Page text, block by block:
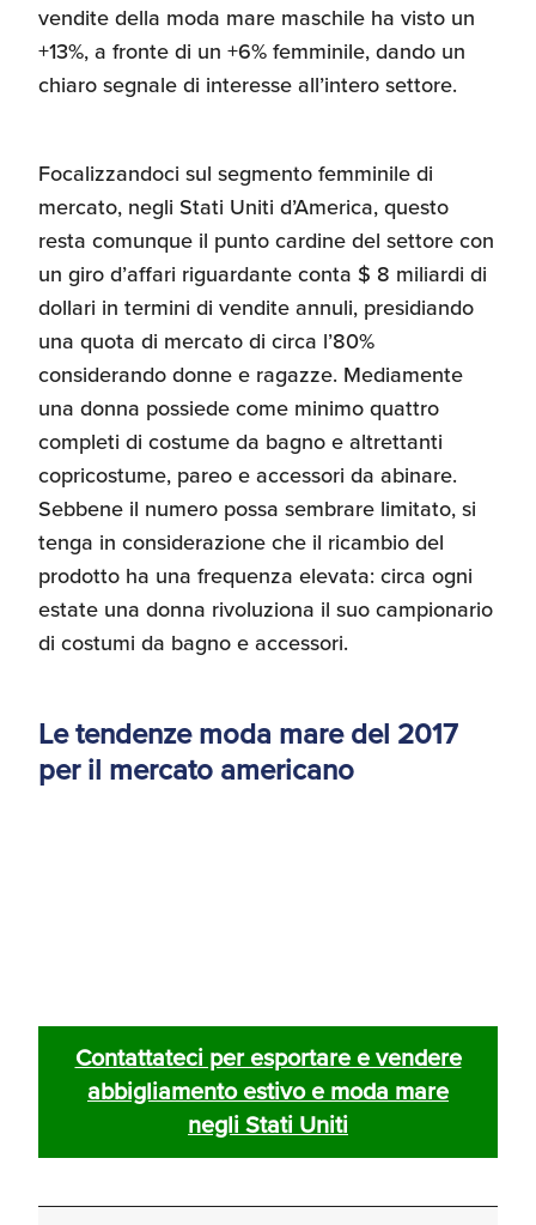
vendite della moda mare maschile ha visto un
+13%, a fronte di un +6% femminile, dando un
chiaro segnale di interesse all’intero settore.
Focalizzandoci sul segmento femminile di
mercato, negli Stati Uniti d’America, questo
resta comunque il punto cardine del settore con
un giro d’affari riguardante conta $ 8 miliardi di
dollari in termini di vendite annuli, presidiando
una quota di mercato di circa l’80%
considerando donne e ragazze. Mediamente
una donna possiede come minimo quattro
completi di costume da bagno e altrettanti
copricostume, pareo e accessori da abinare.
Sebbene il numero possa sembrare limitato, si
tenga in considerazione che il ricambio del
prodotto ha una frequenza elevata: circa ogni
estate una donna rivoluziona il suo campionario
di costumi da bagno e accessori.
Le tendenze moda mare del 2017
per il mercato americano
Contattateci per esportare e vendere
abbigliamento estivo e moda mare
negli Stati Uniti